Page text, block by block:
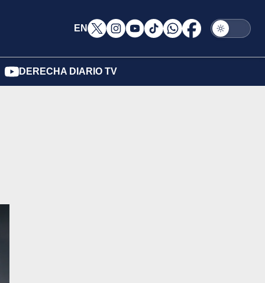
EN
DERECHA DIARIO TV